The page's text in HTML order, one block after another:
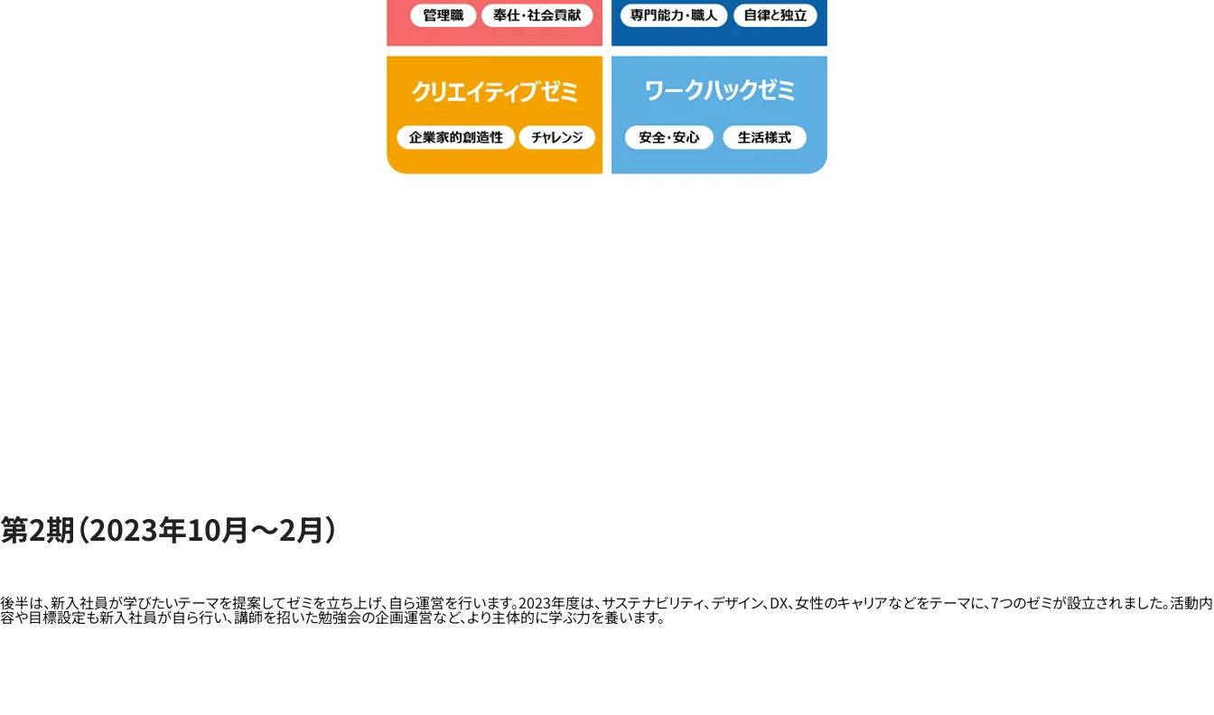
第2期（2023年10月～2月）
後半は、新入社員が学びたいテーマを提案してゼミを立ち上げ、自ら運営を行います。2023年度は、サステナビリティ、デザイン、DX、女性のキャリアなどをテーマに、7つのゼミが設立されました。活動内
容や目標設定も新入社員が自ら行い、講師を招いた勉強会の企画運営など、より主体的に学ぶ力を養います。